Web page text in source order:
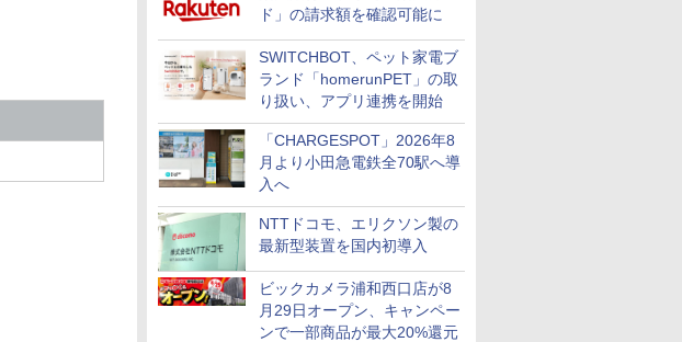
ド」の請求額を確認可能に
SWITCHBOT、ペット家電ブ
ランド「homerunPET」の取
り扱い、アプリ連携を開始
「CHARGESPOT」2026年8
月より小田急電鉄全70駅へ導
入へ
NTTドコモ、エリクソン製の
最新型装置を国内初導入
ビックカメラ浦和西口店が8
月29日オープン、キャンペー
ンで一部商品が最大20%還元